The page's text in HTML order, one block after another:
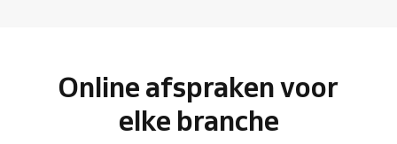
Online afspraken voor
elke branche